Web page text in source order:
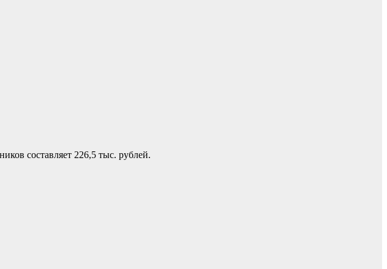
составляет 226,5 тыс. рублей.